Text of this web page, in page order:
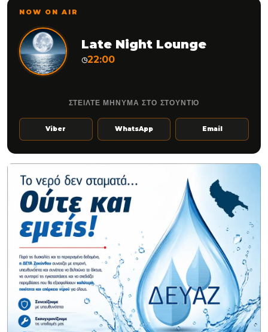
NOW ON AIR
Late Night Lounge
◷22:00
ΣΤΕΙΛΤΕ ΜΗΝΥΜΑ ΣΤΟ ΣΤΟΥΝΤΙΟ
Viber WhatsApp Email